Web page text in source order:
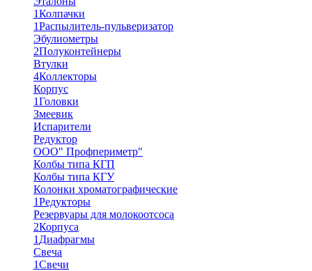
1Колпачки
1Распылитель-пульверизатор
Эбулиометры
2Полуконтейнеры
Втулки
4Коллекторы
Корпус
1Головки
Змеевик
Испарители
Редуктор
ООО" Профпериметр"
Колбы типа КГП
Колбы типа КГУ
Колонки хроматографические
1Редукторы
Резервуары для молокоотсоса
2Корпуса
1 Диафрагмы
Свеча
1Свечи